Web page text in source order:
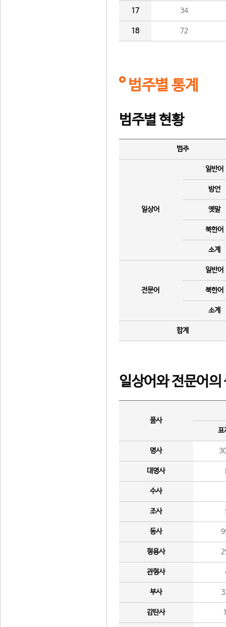
17 34
18 72
범주별 통계
범주별 현황
범주
일상어
일반어
방언
옛말
북한어
소계
전문어
일반어
북한어
소계
합계
일상어와 전문어의
품사
표
명사
대명사
수사
조사
동사
형용사
관형사
부사
감탄사